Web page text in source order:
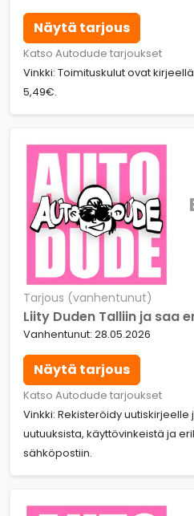
Näytä tarjous
Katso Autodude tarjoukset
Vinkki: Toimituskulut ovat
5,49€.
Tarjous (vanhentunut)
Liity Duden Talliin ja saa
Vanhentunut: 28.05.2026
Näytä tarjous
Katso Autodude tarjoukset
Vinkki: Rekisteröidy
uutuuksista, käyttövinkeistä ja
sähköpostiin.